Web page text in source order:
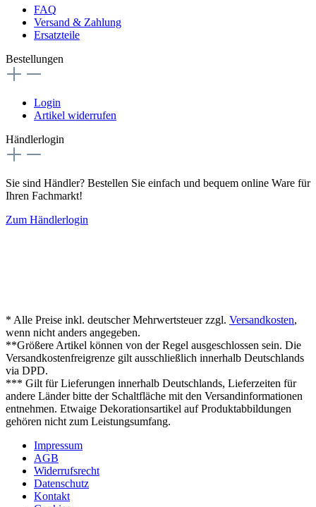
FAQ
Versand & Zahlung
Ersatzteile
Bestellungen
Login
Artikel widerrufen
Händlerlogin
Sie sind Händler? Bestellen Sie einfach und bequem online Ware für
Ihren Fachmarkt!
Zum Händlerlogin
* Alle Preise inkl. deutscher Mehrwertsteuer zzgl. Versandkosten,
wenn nicht anders angegeben.
**Größere Artikel können von der Regel ausgeschlossen sein. Die
Versandkostenfreigrenze gilt ausschließlich innerhalb Deutschlands
via DPD.
*** Gilt für Lieferungen innerhalb Deutschlands, Lieferzeiten für
andere Länder bitte der Schaltfläche mit den Versandinformationen
entnehmen. Etwaige Dekorationsartikel auf Produktabbildungen
gehören nicht zum Leistungsumfang.
Impressum
AGB
Widerrufsrecht
Datenschutz
Kontakt